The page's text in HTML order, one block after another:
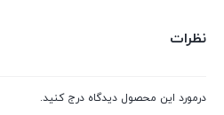
نظرات
درمورد این محصول دیدگاه درج کنید.